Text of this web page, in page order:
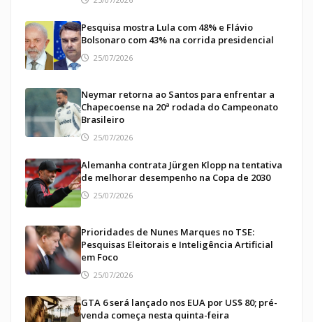
Pesquisa mostra Lula com 48% e Flávio
Bolsonaro com 43% na corrida presidencial
25/07/2026
Neymar retorna ao Santos para enfrentar a
Chapecoense na 20ª rodada do Campeonato
Brasileiro
25/07/2026
Alemanha contrata Jürgen Klopp na tentativa
de melhorar desempenho na Copa de 2030
25/07/2026
Prioridades de Nunes Marques no TSE:
Pesquisas Eleitorais e Inteligência Artificial
em Foco
25/07/2026
GTA 6 será lançado nos EUA por US$ 80; pré-
venda começa nesta quinta-feira